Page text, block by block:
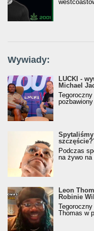
Wywiady:
LUCKI -
Michael
Podczas
na żywo na
Leon
Robinie
Thomas w